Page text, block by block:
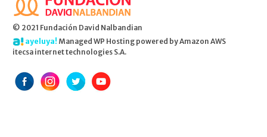
© 2021 Fundación David Nalbandian
ayeluya! Managed WP Hosting powered by Amazon AWS
itecsa internet technologies S.A.